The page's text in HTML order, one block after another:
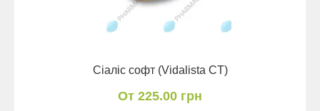
Сіаліс софт (Vidalista CT)
От 225.00 грн